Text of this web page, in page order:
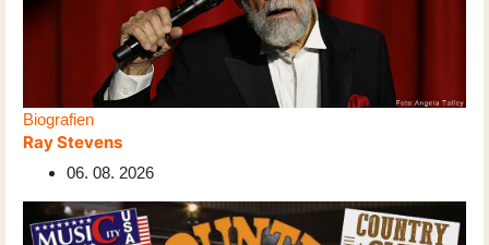
Biografien
Ray Stevens
06. 08. 2026